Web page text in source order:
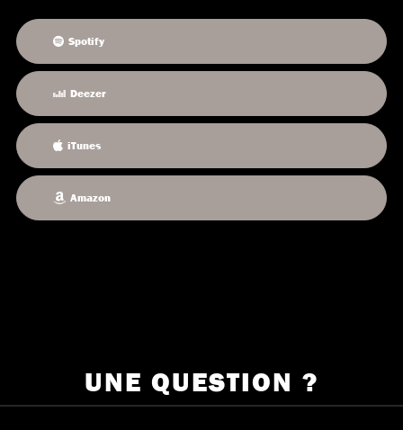
Spotify
Deezer
iTunes
Amazon
UNE QUESTION ?